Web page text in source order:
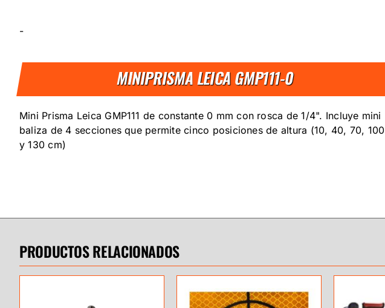
-
MINIPRISMA LEICA GMP111-0
Mini Prisma Leica GMP111 de constante 0 mm con rosca de 1/4". Incluye mini
baliza de 4 secciones que permite cinco posiciones de altura (10, 40, 70, 100
y 130 cm)
PRODUCTOS RELACIONADOS